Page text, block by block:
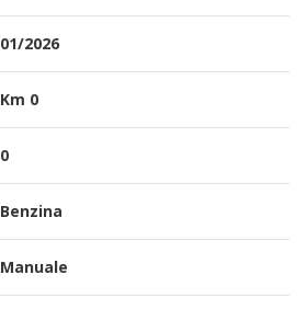
01/2026
Km 0
0
Benzina
Manuale